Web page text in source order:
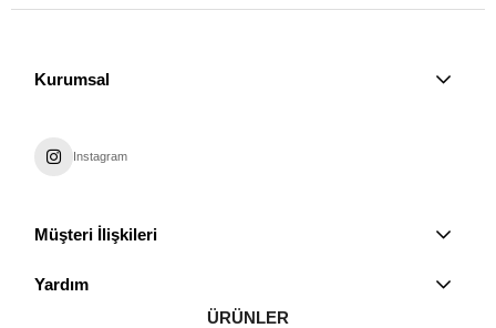
Kurumsal
Instagram
Müşteri İlişkileri
Yardım
ÜRÜNLER